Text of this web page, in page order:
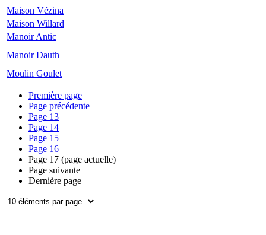
Maison Vézina
Maison Willard
Manoir Antic
Manoir Dauth
Moulin Goulet
Première page
Page précédente
Page 13
Page 14
Page 15
Page 16
Page 17 (page actuelle)
Page suivante
Dernière page